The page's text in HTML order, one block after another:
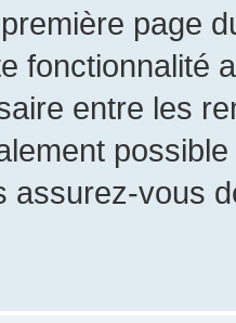
page
fonctionnalité
entre les
assurez-vous